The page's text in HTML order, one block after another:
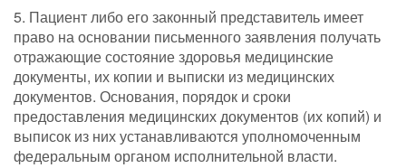
5. Пациент либо его законный представитель имеет
право на основании письменного заявления получать
отражающие состояние здоровья медицинские
документы, их копии и выписки из медицинских
документов. Основания, порядок и сроки
предоставления медицинских документов (их копий) и
выписок из них устанавливаются уполномоченным
федеральным органом исполнительной власти.